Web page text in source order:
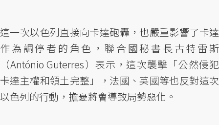
這一次以色列直接向卡達砲轟，也嚴重影響了卡達
作為調停者的角色，聯合國秘書長古特雷斯
（António Guterres）表示，這次襲擊「公然侵犯
卡達主權和領土完整」，法國、英國等也反對這次
以色列的行動，擔憂將會導致局勢惡化。